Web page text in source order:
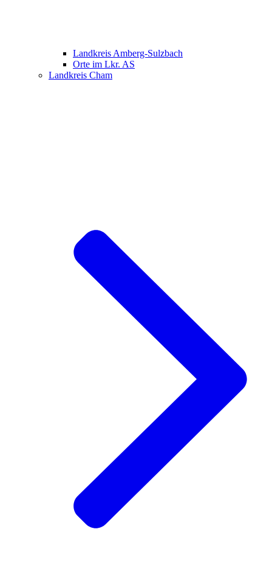
Landkreis Amberg-Sulzbach
Orte im Lkr. AS
Landkreis Cham